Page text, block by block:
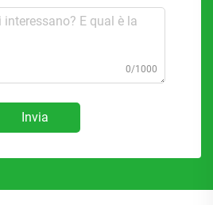
0/1000
Invia